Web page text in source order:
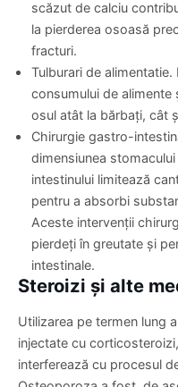
scăzut de calciu
la pierderea osoasă
fracturi.
Tulburari de
consumului de
osul atât la bărbați, cât
Chirurgie gastro-
dimensiunea
intestinului limitează
pentru a absorbi
Aceste intervenții
pierdeți în greutate și
intestinale.
Steroizi și alte
Utilizarea pe termen lung
injectate cu
interferează cu procesul